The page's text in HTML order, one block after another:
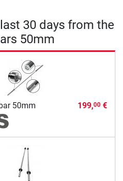
30 days from the
50mm
50mm 199,00€